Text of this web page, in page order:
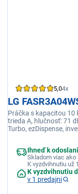
5,04x
LG
Práčka s kapacitou 10
trieda A, hlučnosť: 71
Turbo, ezDispense,
Ihneď k
Skladom viac ako
K vyzdvihnutiu už
K vyzdvihnutiu
v 1 predajni